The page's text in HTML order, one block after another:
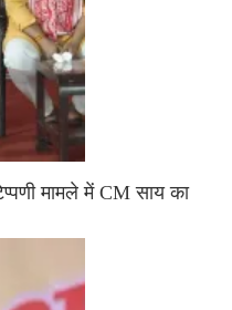
मामले में CM साय का